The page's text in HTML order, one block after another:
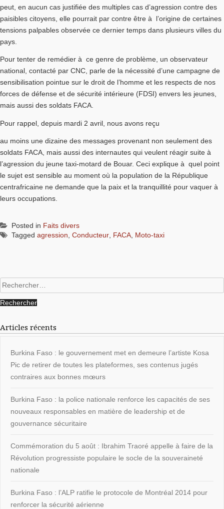
peut, en aucun cas justifiée des multiples cas d’agression contre des
paisibles citoyens, elle pourrait par contre être à l’origine de certaines
tensions palpables observée ce dernier temps dans plusieurs villes du
pays.
Pour tenter de remédier à ce genre de problème, un observateur
national, contacté par CNC, parle de la nécessité d’une campagne de
sensibilisation pointue sur le droit de l’homme et les respects de nos
forces de défense et de sécurité intérieure (FDSI) envers les jeunes,
mais aussi des soldats FACA.
Pour rappel, depuis mardi 2 avril, nous avons reçu
au moins une dizaine des messages provenant non seulement des
soldats FACA, mais aussi des internautes qui veulent réagir suite à
l’agression du jeune taxi-motard de Bouar. Ceci explique à quel point
le sujet est sensible au moment où la population de la République
centrafricaine ne demande que la paix et la tranquillité pour vaquer à
leurs occupations.
Posted in Faits divers
Tagged agression Conducteur FACA Moto-taxi
Rechercher :
Articles récents
Burkina Faso : le gouvernement met en demeure l’artiste Kosa
Pic de retirer de toutes les plateformes, ses contenus jugés
contraires aux bonnes mœurs
Burkina Faso : la police nationale renforce les capacités de ses
nouveaux responsables en matière de leadership et de
gouvernance sécuritaire
Commémoration du 5 août : Ibrahim Traoré appelle à faire de la
Révolution progressiste populaire le socle de la souveraineté
nationale
Burkina Faso : l’ALP ratifie le protocole de Montréal 2014 pour
renforcer la sécurité aérienne